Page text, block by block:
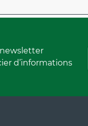
d’informations